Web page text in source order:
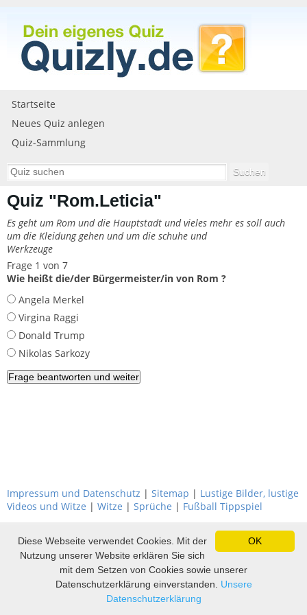
Startseite
Neues Quiz anlegen
Quiz-Sammlung
Quiz "Rom.Leticia"
Es geht um Rom und die Hauptstadt und vieles mehr es soll auch
um die Kleidung gehen und um die schuhe und
Werkzeuge
Frage 1 von 7
Wie heißt die/der Bürgermeister/in von Rom ?
Angela Merkel
Virgina Raggi
Donald Trump
Nikolas Sarkozy
Impressum und Datenschutz | Sitemap | Lustige Bilder, lustige
Videos und Witze | Witze | Sprüche | Fußball Tippspiel
OK
Diese Webseite verwendet Cookies. Mit der
Nutzung unserer Website erklären Sie sich
mit dem Setzen von Cookies sowie unserer
Datenschutzerklärung einverstanden. Unsere
Datenschutzerklärung